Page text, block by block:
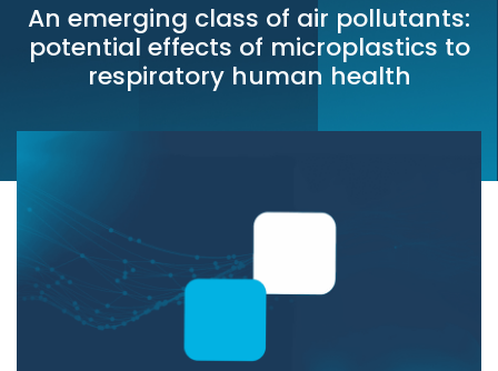
An emerging class of air pollutants:
potential effects of microplastics to
respiratory human health